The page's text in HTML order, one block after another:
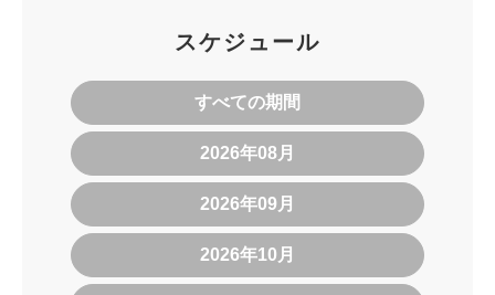
スケジュール
すべての期間
2026年08月
2026年09月
2026年10月